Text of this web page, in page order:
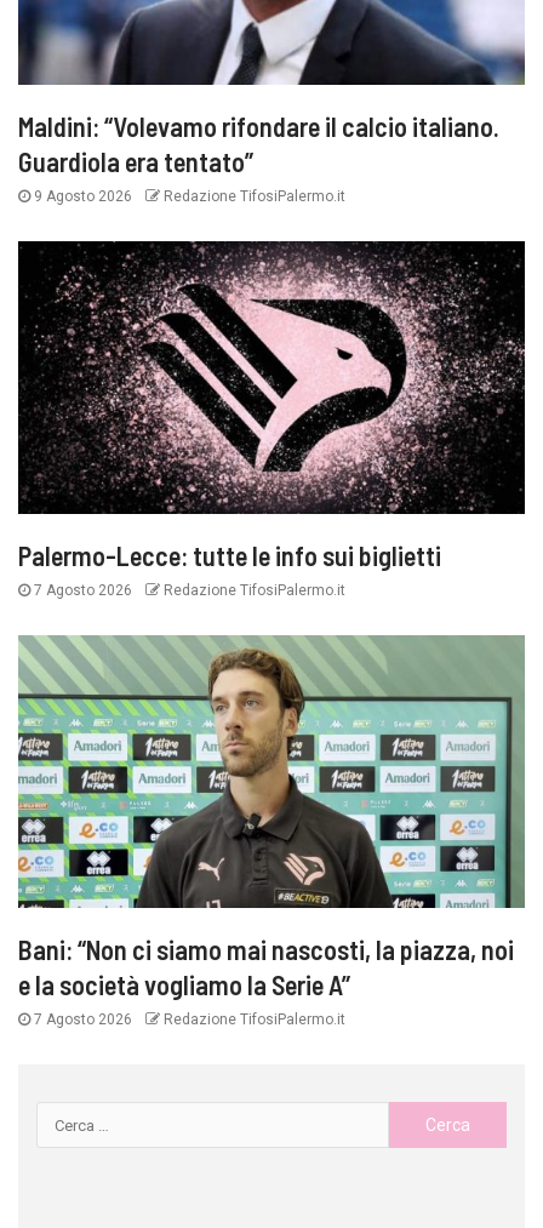
Maldini: “Volevamo rifondare il calcio italiano.
Guardiola era tentato”
9 Agosto 2026 Redazione TifosiPalermo.it
Palermo-Lecce: tutte le info sui biglietti
7 Agosto 2026 Redazione TifosiPalermo.it
Bani: “Non ci siamo mai nascosti, la piazza, noi
e la società vogliamo la Serie A”
7 Agosto 2026 Redazione TifosiPalermo.it